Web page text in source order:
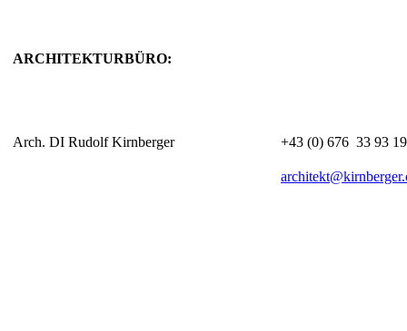
ARCHITEKTURBÜRO:
Arch. DI Rudolf Kirnberger +43 (0) 676 33 93